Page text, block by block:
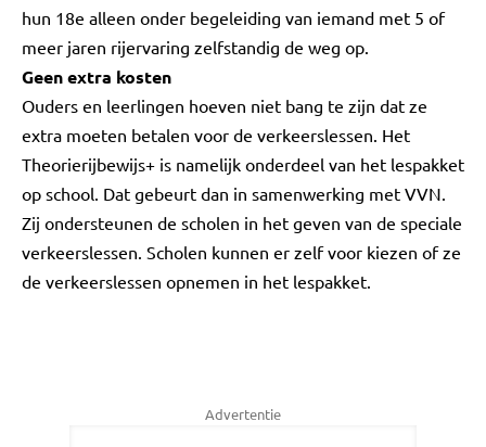
hun 18e alleen onder begeleiding van iemand met 5 of
meer jaren rijervaring zelfstandig de weg op.
Geen extra kosten
Ouders en leerlingen hoeven niet bang te zijn dat ze
extra moeten betalen voor de verkeerslessen. Het
Theorierijbewijs+ is namelijk onderdeel van het lespakket
op school. Dat gebeurt dan in samenwerking met VVN.
Zij ondersteunen de scholen in het geven van de speciale
verkeerslessen. Scholen kunnen er zelf voor kiezen of ze
de verkeerslessen opnemen in het lespakket.
Advertentie